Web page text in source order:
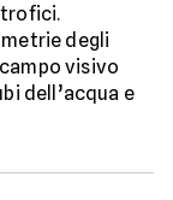
degli
visivo
dell’acqua e